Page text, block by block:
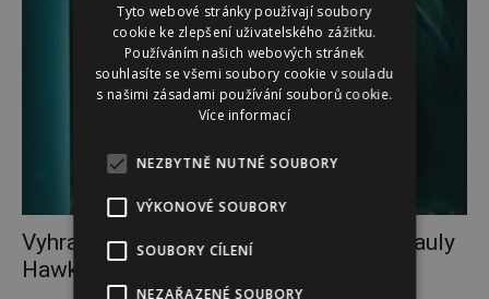
Vyhrajte knižní bestseller Do vody od Pauly
Hawkins
Tyto webové stránky používají soubory
cookie ke zlepšení uživatelského zážitku.
Používáním našich webových stránek
souhlasíte se všemi soubory cookie v souladu
s našimi zásadami používání souborů cookie.
Více informací
NEZBYTNĚ NUTNÉ SOUBORY
VÝKONOVÉ SOUBORY
SOUBORY CÍLENÍ
NEZAŘAZENÉ SOUBORY